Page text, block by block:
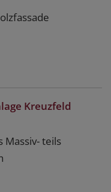
Kreuzfeld
Massiv- teils